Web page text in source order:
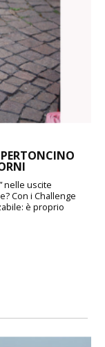
nelle uscite
Con i Challenge
è proprio